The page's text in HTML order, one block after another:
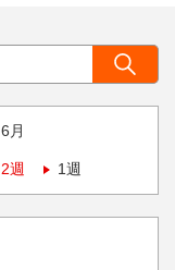
6月
2週 1週